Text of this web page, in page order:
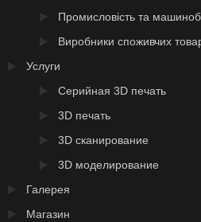
Промисловість та
Виробники споживчих
Услуги
Серийная 3D печать
3D печать
3D сканирование
3D моделирование
Галерея
Магазин